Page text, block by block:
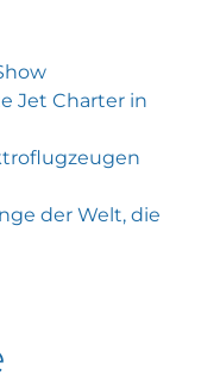
Jet Charter in
der Welt, die